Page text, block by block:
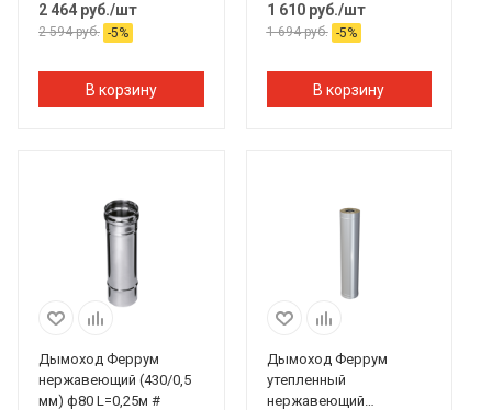
ф120/200, по воде #
2 464 руб./шт
2 594руб. -5%
В корзину
1 610руб./шт
1 694руб. -5%
В корзину
Дымоход Феррум
нержавеющий (430/0,5
мм) ф80 L=0,25м #
Дымоход Феррум
утепленный
нержавеющий